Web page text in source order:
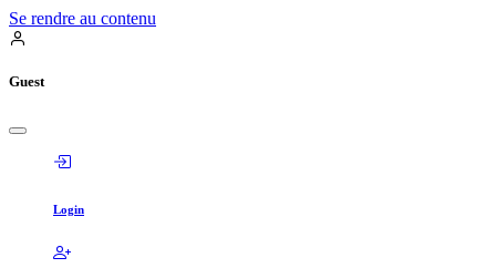
Se rendre au contenu
Guest
Login